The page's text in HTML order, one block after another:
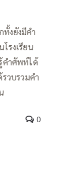
ทั้งยังมีคำ
รงเรียน
คำศัพท์ได้
วบรวมคำ
0